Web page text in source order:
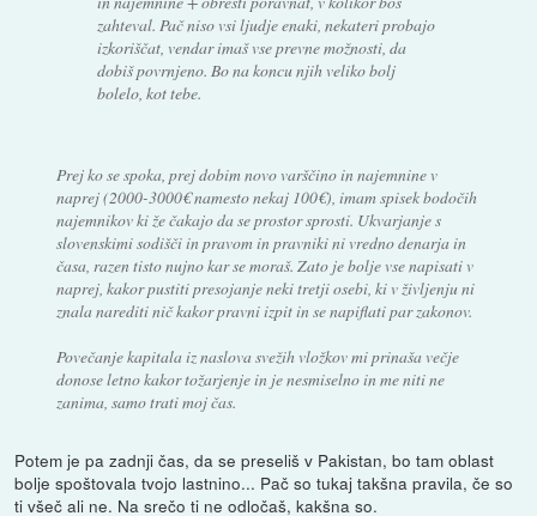
zahteval. Pač niso vsi ljudje enaki, nekateri probajo
izkoriščat, vendar imaš vse prevne možnosti, da
dobiš povrnjeno. Bo na koncu njih veliko bolj
bolelo, kot tebe.
Prej ko se spoka, prej dobim novo varščino in najemnine v
naprej (2000-3000€ namesto nekaj 100€), imam spisek bodočih
najemnikov ki že čakajo da se prostor sprosti. Ukvarjanje s
slovenskimi sodišči in pravom in pravniki ni vredno denarja in
časa, razen tisto nujno kar se moraš. Zato je bolje vse napisati v
naprej, kakor pustiti presojanje neki tretji osebi, ki v življenju ni
znala narediti nič kakor pravni izpit in se napiflati par zakonov.
Povečanje kapitala iz naslova svežih vložkov mi prinaša večje
donose letno kakor tožarjenje in je nesmiselno in me niti ne
zanima, samo trati moj čas.
Potem je pa zadnji čas, da se preseliš v Pakistan, bo tam oblast
bolje spoštovala tvojo lastnino... Pač so tukaj takšna pravila, če so
ti všeč ali ne. Na srečo ti ne odločaš, kakšna so.